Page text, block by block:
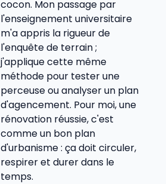
cocon. Mon passage par
l'enseignement universitaire
m'a appris la rigueur de
l'enquête de terrain ;
j'applique cette même
méthode pour tester une
perceuse ou analyser un plan
d'agencement. Pour moi, une
rénovation réussie, c'est
comme un bon plan
d'urbanisme : ça doit circuler,
respirer et durer dans le
temps.